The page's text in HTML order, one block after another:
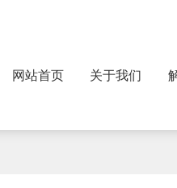
网站首页 关于我们